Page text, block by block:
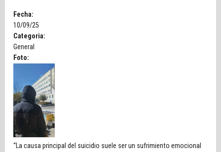
Fecha:
10/09/25
Categoria:
General
Foto:
“La causa principal del suicidio suele ser un sufrimiento emocional